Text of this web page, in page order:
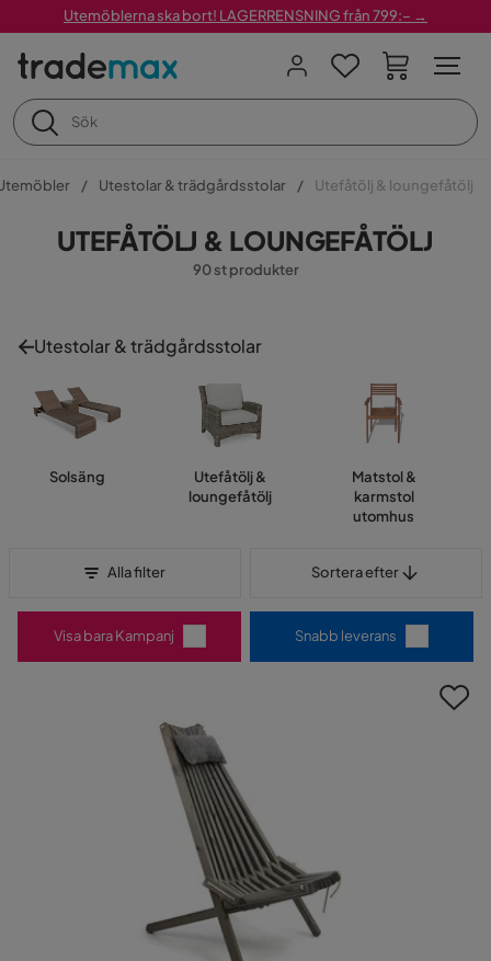
Utemöblerna ska bort! LAGERRENSNING från 799:– →
Utestolar & trädgårdsstolar Utefåtölj & loungefåtölj
UTEFÅTÖLJ & LOUNGEFÅTÖLJ
90 st produkter
Utestolar & trädgårdsstolar
Solsäng
Utefåtölj &
loungefåtölj
Matstol &
karmstol
utomhus
Alla filter Sortera efter
Visa bara Kampanj Snabb leverans